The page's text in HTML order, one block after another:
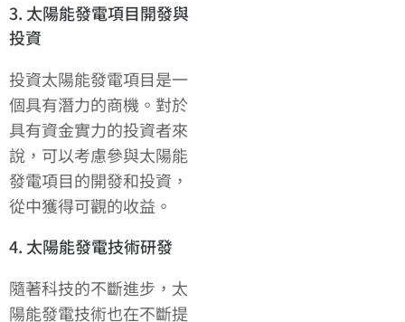
3. 太陽能發電項目開發與
投資
投資太陽能發電項目是一
個具有潛力的商機。對於
具有資金實力的投資者來
說，可以考慮參與太陽能
發電項目的開發和投資，
從中獲得可觀的收益。
4. 太陽能發電技術研發
隨著科技的不斷進步，太
陽能發電技術也在不斷提